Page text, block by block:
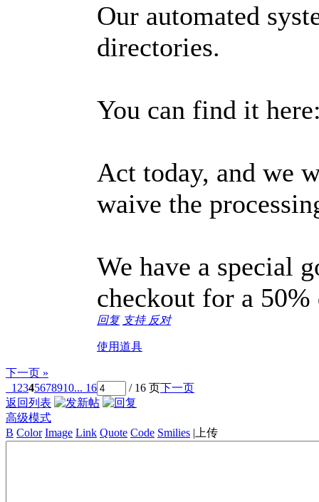
Our automated
directories.
You can find it
Act today, and we
waive the
We have a special
checkout for a
回复 支持 反对
使用道具
下一页 »
1 2345678910... 16 / 16 页下一页
返回列表
高级模式
B Color Image Link Quote Code Smilies | 上传